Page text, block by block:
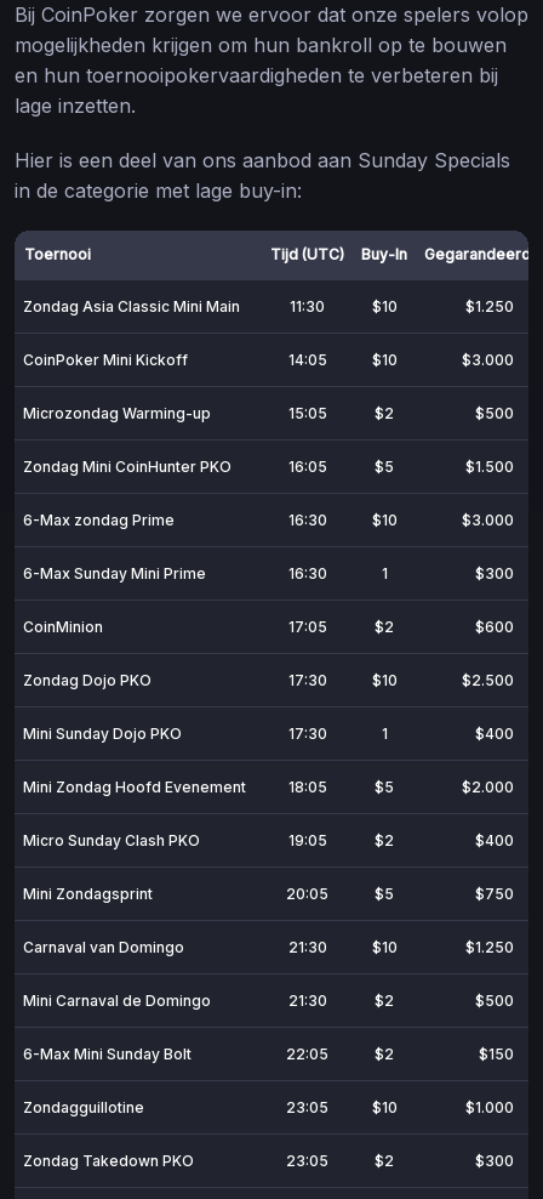
Bij CoinPoker zorgen we ervoor dat onze spelers volop
mogelijkheden krijgen om hun bankroll op te bouwen
en hun toernooipokervaardigheden te verbeteren bij
lage inzetten.
Hier is een deel van ons aanbod aan Sunday Specials
in de categorie met lage buy-in:
Toernooi Tijd (UTC) Buy-In Gegarandeerd
Zondag Asia Classic Mini Main 11:30 $10 $1.250
CoinPoker Mini Kickoff 14:05 $10 $3.000
Microzondag Warming-up 15:05 $2 $500
Zondag Mini CoinHunter PKO 16:05 $5 $1.500
6-Max zondag Prime 16:30 $10 $3.000
6-Max Sunday Mini Prime 16:30 1 $300
CoinMinion 17:05 $2 $600
Zondag Dojo PKO 17:30 $10 $2.500
Mini Sunday Dojo PKO 17:30 1 $400
Mini Zondag Hoofd Evenement 18:05 $5 $2.000
Micro Sunday Clash PKO 19:05 $2 $400
Mini Zondagsprint 20:05 $5 $750
Carnaval van Domingo 21:30 $10 $1.250
Mini Carnaval de Domingo 21:30 $2 $500
6-Max Mini Sunday Bolt 22:05 $2 $150
Zondagguillotine 23:05 $10 $1.000
Zondag Takedown PKO 23:05 $2 $300